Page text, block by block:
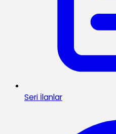
Seri İlanlar